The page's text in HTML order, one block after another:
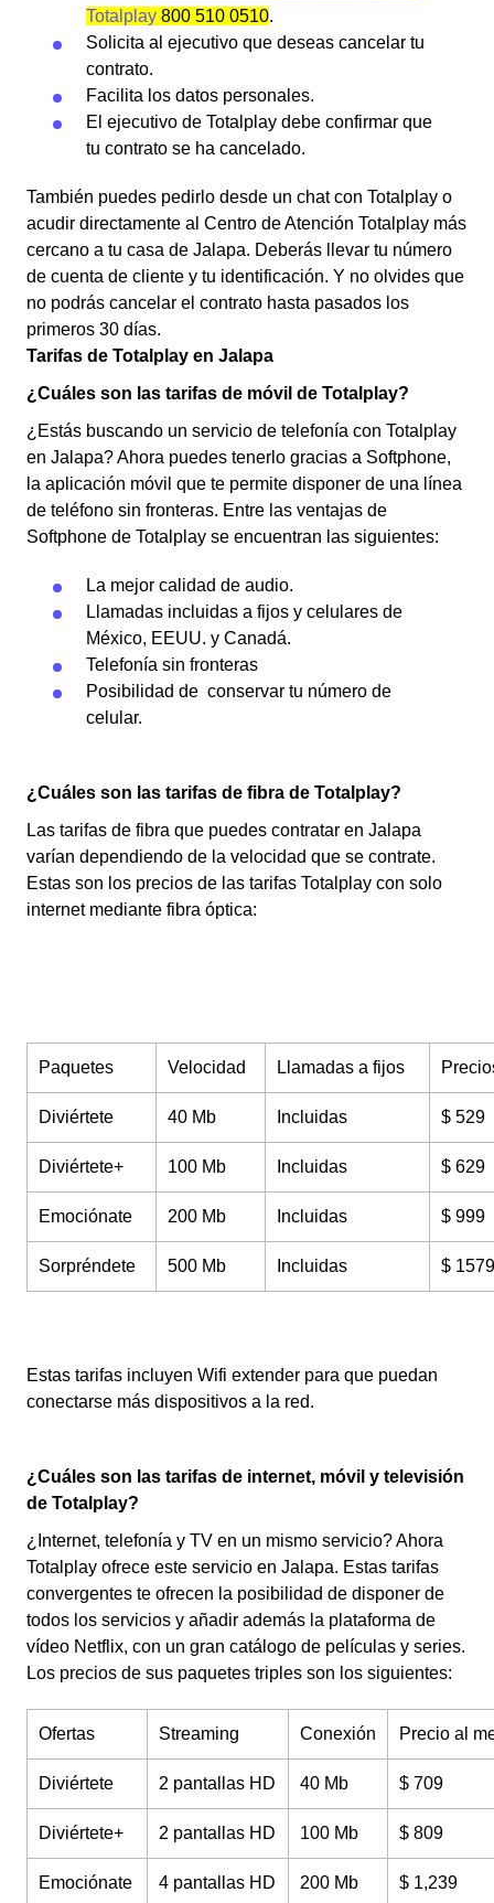
Totalplay 800 510 0510.
Solicita al ejecutivo que deseas cancelar tu
contrato.
Facilita los datos personales.
El ejecutivo de Totalplay debe confirmar que
tu contrato se ha cancelado.
También puedes pedirlo desde un chat con Totalplay o
acudir directamente al Centro de Atención Totalplay más
cercano a tu casa de Jalapa. Deberás llevar tu número
de cuenta de cliente y tu identificación. Y no olvides que
no podrás cancelar el contrato hasta pasados los
primeros 30 días.
Tarifas de Totalplay en Jalapa
¿Cuáles son las tarifas de móvil de Totalplay?
¿Estás buscando un servicio de telefonía con Totalplay
en Jalapa?Ahora puedes tenerlo gracias a Softphone,
la aplicación móvil que te permite disponer de una línea
de teléfono sin fronteras. Entre las ventajas de
Softphone de Totalplay se encuentran las siguientes:
La mejor calidad de audio.
Llamadas incluidas a fijos y celulares de
México, EEUU. y Canadá.
Telefonía sin fronteras
Posibilidad de conservar tu número de
celular.
¿Cuáles son las tarifas de fibra de Totalplay?
Las tarifas de fibra que puedes contratar en Jalapa
varían dependiendo de la velocidad que se contrate.
Estas son los precios de las tarifas Totalplay con solo
internet mediante fibra óptica:
Paquetes Velocidad Llamadas a fijos
Diviértete 40 Mb Incluidas $ 529
Diviértete+ 100 Mb Incluidas $ 629
Emociónate 200 Mb Incluidas $ 999
Sorpréndete 500 Mb Incluidas $ 1579
Estas tarifas incluyen Wifi extender para que puedan
conectarse más dispositivos a la red.
¿Cuáles son las tarifas de internet, móvil y televisión
de Totalplay?
¿Internet, telefonía y TV en un mismo servicio? Ahora
Totalplay ofrece este servicio en Jalapa. Estas tarifas
convergentes te ofrecen la posibilidad de disponer de
todos los servicios y añadir además la plataforma de
vídeo Netflix, con un gran catálogo de películas y series.
Los precios de sus paquetes triples son los siguientes:
Ofertas Streaming Conexión Precio al
Diviértete 2 pantallas HD 40 Mb $ 709
Diviértete+ 2 pantallas HD 100 Mb $ 809
Emociónate 4 pantallas HD 200 Mb $ 1,239